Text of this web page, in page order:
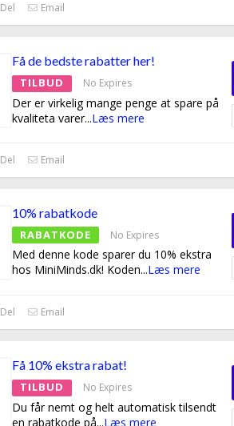
Del Email
Få de bedste rabatter her!
TILBUD No Expires
Der er virkelig mange penge at spare på
kvaliteta varer...Læs mere
Del Email
10% rabatkode
RABATKODE No Expires
Med denne kode sparer du 10% ekstra
hos MiniMinds.dk! Koden...Læs mere
Del Email
Få 10% ekstra rabat!
TILBUD No Expires
Du får nemt og helt automatisk tilsendt
en rabatkode på...Læs mere